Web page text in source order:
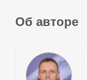
Об авторе